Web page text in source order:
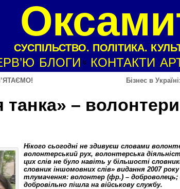
СУСПІЛЬСТВО. ПОЛІТИКА.
БЛОГИ КОНТАКТИ
Бізнес в
–
Нікого сьогодні не здивуєш словами
волонтерський рух, волонтерська
цих слів не було навіть у більшості
словник іншомовних слів» видання 2007
тлумачення: волонтер (фр.) –
добровільно пішла на військову службу.